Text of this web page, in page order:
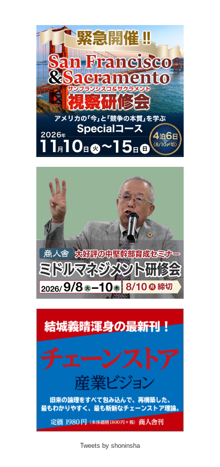
Tweets by shoninsha